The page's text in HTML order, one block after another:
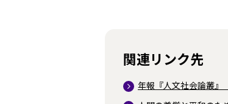
関連リンク先
年報『人文社会論叢』